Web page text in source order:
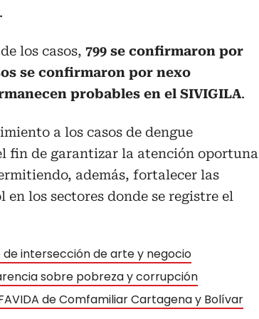
.
los casos, 799 se confirmaron por
se confirmaron por nexo
probables en el SIVIGILA.
a los casos de dengue
fin de garantizar la atención oportuna
además, fortalecer las
los sectores donde se registre el
de intersección de arte y negocio
sobre pobreza y corrupción
de Comfamiliar Cartagena y Bolívar